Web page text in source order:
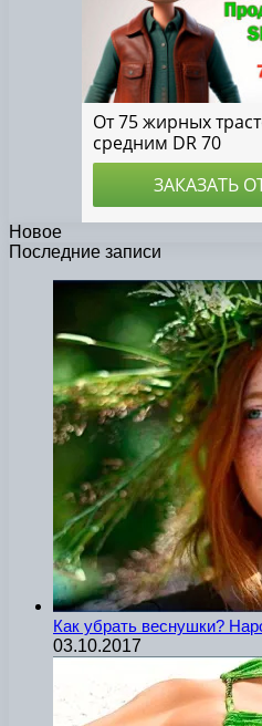
Новое
Последние записи
Как убрать веснушки?
03.10.2017